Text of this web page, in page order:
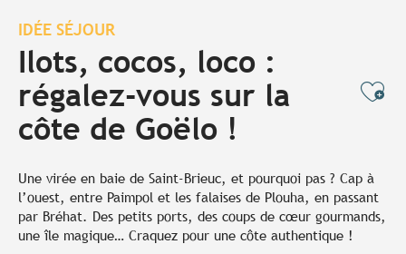
IDÉE SÉJOUR
Ilots, cocos, loco :
régalez-vous sur la
côte de Goëlo !
Une virée en baie de Saint-Brieuc, et pourquoi pas ? Cap à
l’ouest, entre Paimpol et les falaises de Plouha, en passant
par Bréhat. Des petits ports, des coups de cœur gourmands,
une île magique… Craquez pour une côte authentique !